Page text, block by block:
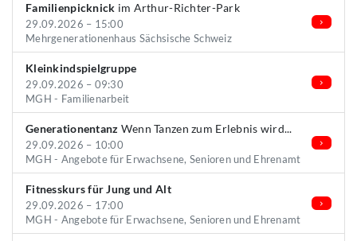
Familienpicknick im Arthur-Richter-Park
29.09.2026 – 15:00
Mehrgenerationenhaus Sächsische Schweiz
Kleinkindspielgruppe
29.09.2026 – 09:30
MGH - Familienarbeit
Generationentanz Wenn Tanzen zum Erlebnis wird...
29.09.2026 – 10:00
MGH - Angebote für Erwachsene, Senioren und Ehrenamt
Fitnesskurs für Jung und Alt
29.09.2026 – 17:00
MGH - Angebote für Erwachsene, Senioren und Ehrenamt